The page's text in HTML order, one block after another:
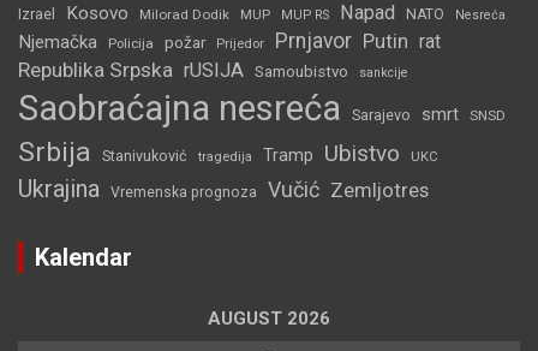
Izrael Kosovo Milorad Dodik MUP MUP RS Napad NATO Nesreća
Njemačka Policija požar Prijedor Prnjavor Putin rat
Republika Srpska rUSIJA Samoubistvo sankcije
Saobraćajna nesreća Sarajevo smrt SNSD
Srbija Stanivuković tragedija Tramp Ubistvo UKC
Ukrajina Vremenska prognoza Vučić Zemljotres
Kalendar
AUGUST 2026